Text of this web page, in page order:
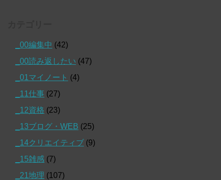
_00編集中 (42)
_00読み返したい (47)
_01マイノート (4)
_11仕事 (27)
_12資格 (23)
_13ブログ・WEB (25)
_14クリエイティブ (9)
_15雑感 (7)
_21地理 (107)